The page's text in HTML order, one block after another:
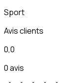
Sport
Avis clients
0,0
0 avis